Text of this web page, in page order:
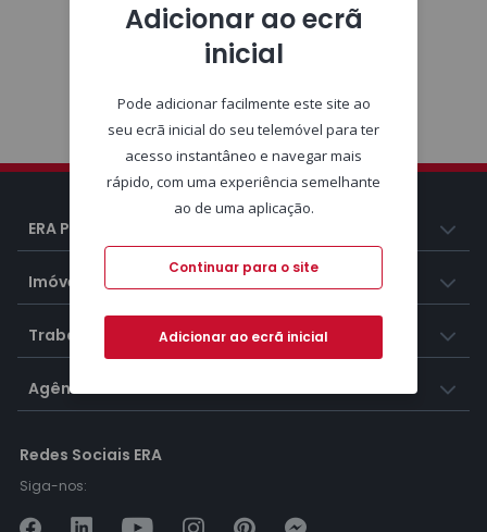
ERA Portugal
Imóveis
Trabalhar na ERA
Agências ERA
Redes Sociais ERA
Siga-nos:
Adicionar ao ecrã
inicial
Pode adicionar facilmente este site ao
seu ecrã inicial do seu telemóvel para ter
acesso instantâneo e navegar mais
rápido, com uma experiência semelhante
ao de uma aplicação.
Continuar para o site
Adicionar ao ecrã inicial